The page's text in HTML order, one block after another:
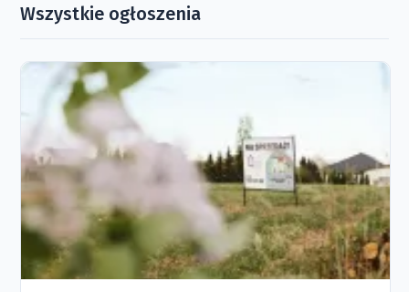
Wszystkie ogłoszenia